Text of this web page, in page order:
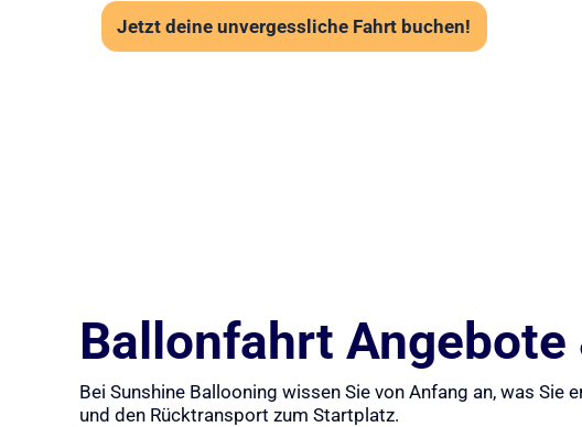
Jetzt deine unvergessliche Fahrt buchen!
Ballonfahrt
Bei Sunshine Ballooning wissen Sie von Anfang an, was
und den Rücktransport zum Startplatz.